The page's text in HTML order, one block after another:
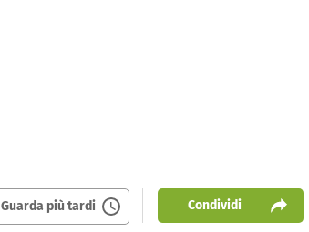
Guarda più tardi Condividi